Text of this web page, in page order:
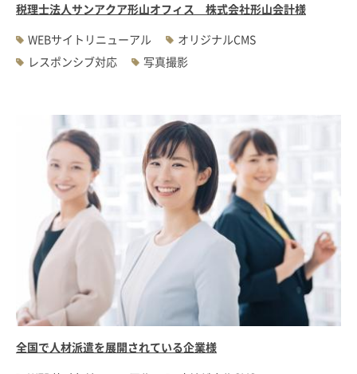
税理士法人サンアクア形山オフィス 株式会社形山会計様
WEBサイトリニューアル
オリジナルCMS
レスポンシブ対応
写真撮影
全国で人材派遣を展開されている企業様